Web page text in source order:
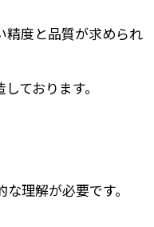
精度と品質が求められ
ております。
理解が必要です。